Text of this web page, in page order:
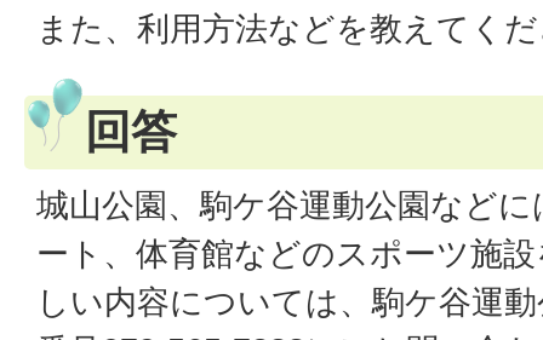
また、利用方法などを教えてく
回答
城山公園、駒ケ谷運動公園など
ート、体育館などのスポーツ施
しい内容については、駒ケ谷運